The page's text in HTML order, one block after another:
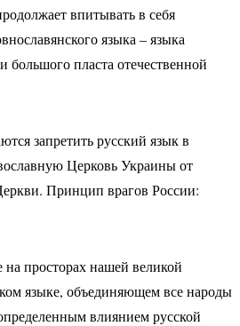
впитывать в себя
языка – языка
пласта отечественной
запретить русский язык в
Церковь Украины от
Принцип врагов России:
просторах нашей великой
языке, объединяющем все народы
влиянием русской